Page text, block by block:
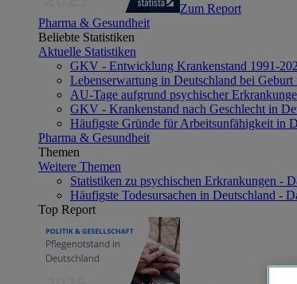
Zum Report
Pharma & Gesundheit
Beliebte Statistiken
Aktuelle Statistiken
GKV - Entwicklung Krankenstand 1991-
Lebenserwartung in Deutschland bei
AU-Tage aufgrund psychischer
GKV - Krankenstand nach Geschlecht in
Häufigste Gründe für Arbeitsunfähigkeit in
Pharma & Gesundheit
Themen
Weitere Themen
Statistiken zu psychischen Erkrankungen -
Häufigste Todesursachen in Deutschland -
Top Report